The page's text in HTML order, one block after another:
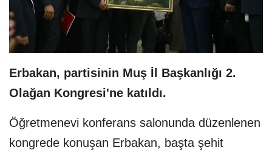
Erbakan, partisinin Muş İl Başkanlığı 2.
Olağan Kongresi'ne katıldı.
Öğretmenevi konferans salonunda düzenlenen
kongrede konuşan Erbakan, başta şehit